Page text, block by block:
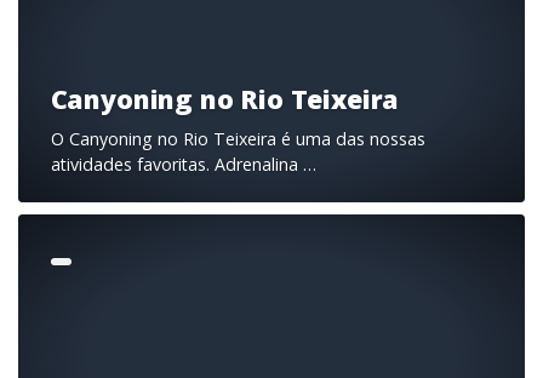
Canyoning no Rio Teixeira
O Canyoning no Rio Teixeira é uma das nossas
atividades favoritas. Adrenalina …